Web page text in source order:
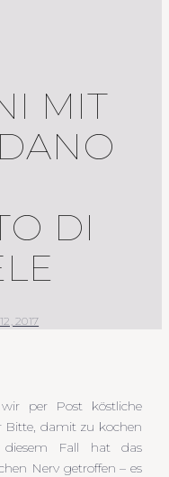
MIT
DI
2017
per Post köstliche
Bitte, damit zu kochen
Fall hat das
Nerv getroffen – es